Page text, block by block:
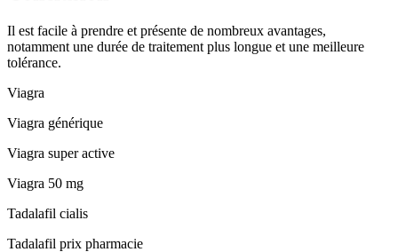
Il est facile à prendre et présente de nombreux avantages,
notamment une durée de traitement plus longue et une meilleure
tolérance.
Viagra
Viagra générique
Viagra super active
Viagra 50 mg
Tadalafil cialis
Tadalafil prix pharmacie